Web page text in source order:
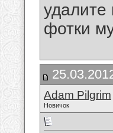
фотки
Adam Pilgrim
Новичок